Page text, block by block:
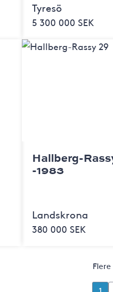
Tyresö
5 300 000 SEK
Hallberg-
-1983
Landskrona
380 000 SEK